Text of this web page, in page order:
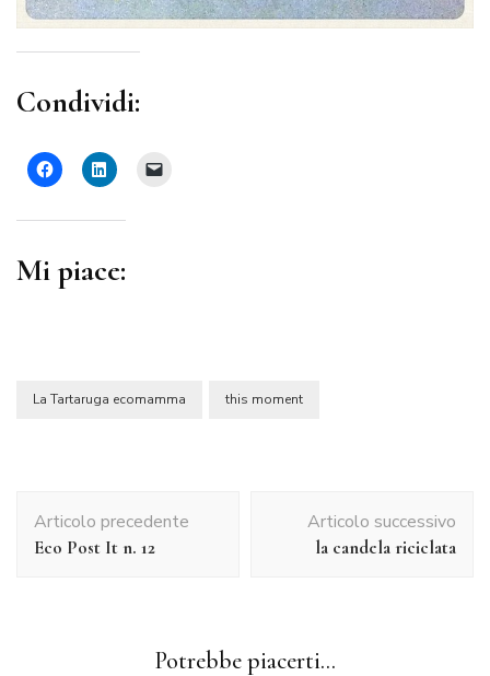
Condividi:
Mi piace:
La Tartaruga ecomamma this moment
articolo
Articolo precedente
Eco Post It n. 12
Articolo successivo
la candela riciclata
Potrebbe piacerti...